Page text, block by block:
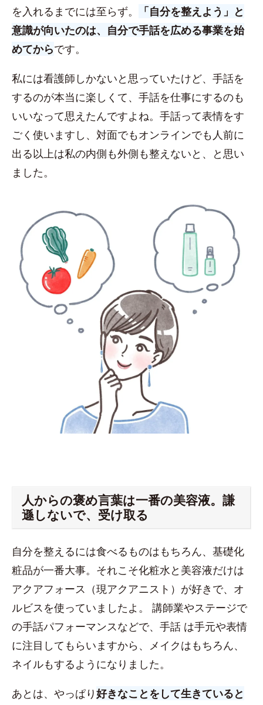
を入れるまでには至らず。
「自分を整えよう」と
意識が向いたのは、自分で手話を広める事業を始
めてからです。
私には看護師しかないと思っていたけど、手話を
するのが本当に楽しくて、手話を仕事にするのも
いいなって思えたんですよね。手話って表情をす
ごく使いますし、対面でもオンラインでも人前に
出る以上は私の内側も外側も整えないと、と思い
ました。
人からの褒め言葉は一番の美容液。謙
遜しないで、受け取る
自分を整えるには食べるものはもちろん、基礎化
粧品が一番大事。それこそ化粧水と美容液だけは
アクアフォース（現アクアニスト）が好きで、オ
ルビスを使っていましたよ。 講師業やステージで
の手話パフォーマンスなどで、手話 は手元や表情
に注目してもらいますから、メイクはもちろん、
ネイルもするようになりました。
あとは、やっぱり好きなことをして生きていると